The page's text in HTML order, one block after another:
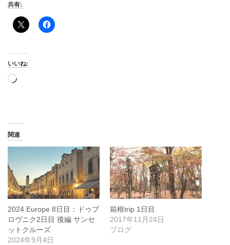
共有:
いいね:
読
関連
2024 Europe 8日目：ドゥブ
ロヴニク2日目 後編 サンセ
ットクルーズ
2024年9月4日
箱根trip 1日目
2017年11月24日
ブログ